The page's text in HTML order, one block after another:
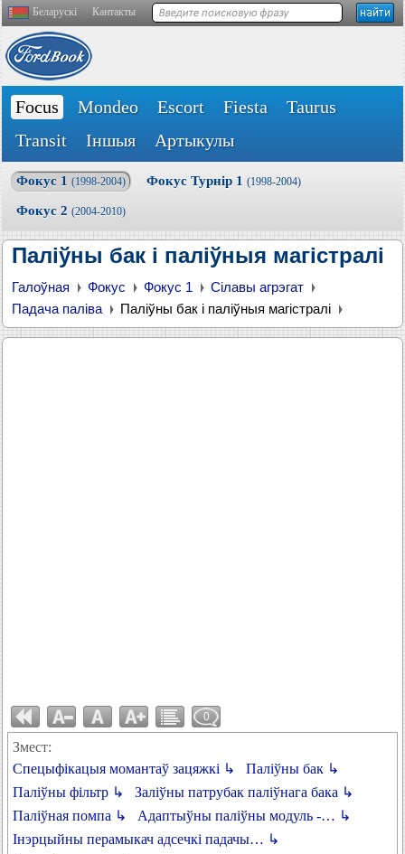
Беларускі Кантакты
Focus Mondeo Escort Fiesta
Taurus
Transit
Іншыя Артыкулы
Фокус 1 (1998-2004) Фокус Турнір 1 (1998-2004)
Фокус 2 (2004-2010)
Паліўны бак і паліўныя магістралі
Галоўная Фокус Фокус 1
Сілавы агрэгат
Падача паліва
Паліўны бак і паліўныя магістралі
0
Змест:
Спецыфікацыя момантаў зацяжкі ↳
Паліўны бак ↳
Паліўны фільтр ↳
Заліўны патрубак паліўнага бака ↳
Паліўная помпа ↳
Адаптыўны паліўны модуль -… ↳
Інэрцыйны перамыкач адсечкі падачы… ↳